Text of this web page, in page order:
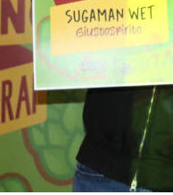
la filiera del luppolo
di questo concorso
nel periodo che coincide
fresco nella produzione.
rappresenta una sfida per il
è impareggiabile: una birra
che vanta un profilo
da una stagionalità legata
da un prodotto in forma
vivo apporto di clorofilla e